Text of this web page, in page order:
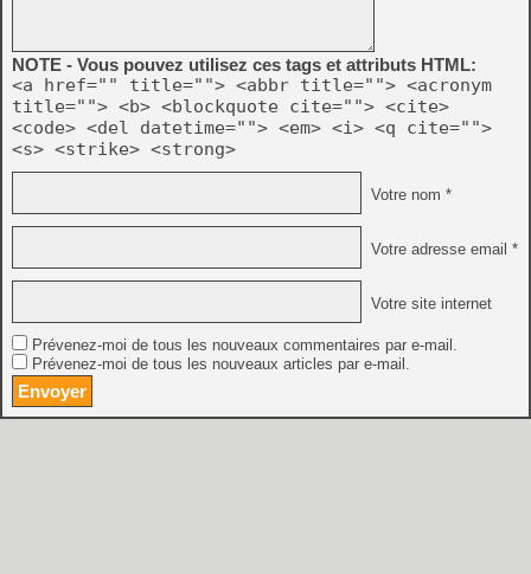
NOTE - Vous pouvez utilisez ces tags et attributs HTML:
<a href="" title=""> <abbr title=""> <acronym
title=""> <b> <blockquote cite=""> <cite>
<code> <del datetime=""> <em> <i> <q cite="">
<s> <strike> <strong>
Votre nom *
Votre adresse email *
Votre site internet
Prévenez-moi de tous les nouveaux commentaires par e-mail.
Prévenez-moi de tous les nouveaux articles par e-mail.